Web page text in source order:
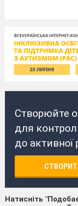
Створюйте
для
до активної
Натисніть